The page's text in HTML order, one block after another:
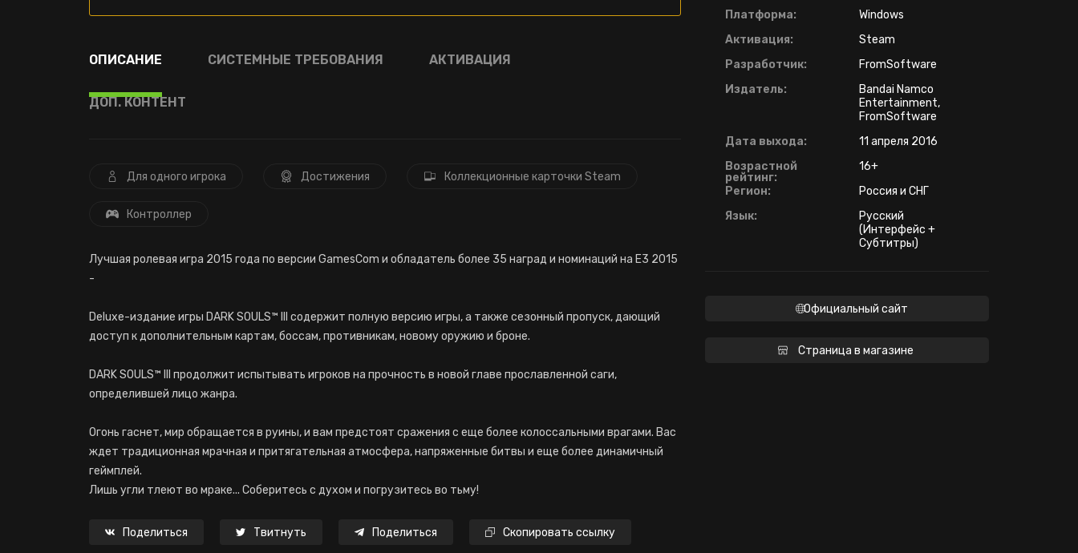
ОПИСАНИЕ СИСТЕМНЫЕ ТРЕБОВАНИЯ АКТИВАЦИЯ
ДОП. КОНТЕНТ
Для одного игрока Достижения Коллекционные карточки Steam
Контроллер
Лучшая ролевая игра 2015 года по версии GamesCom и обладатель более 35 наград и номинаций на E3 2015
-
Deluxe-издание игры DARK SOULS™ III содержит полную версию игры, а также сезонный пропуск, дающий
доступ к дополнительным картам, боссам, противникам, новому оружию и броне.
DARK SOULS™ III продолжит испытывать игроков на прочность в новой главе прославленной саги,
определившей лицо жанра.
Огонь гаснет, мир обращается в руины, и вам предстоят сражения с еще более колоссальными врагами. Вас
ждет традиционная мрачная и притягательная атмосфера, напряженные битвы и еще более динамичный
геймплей.
Лишь угли тлеют во мраке... Соберитесь с духом и погрузитесь во тьму!
Поделиться Твитнуть Поделиться Скопировать ссылку
Платформа:
Windows
Активация:
Steam
Разработчик:
FromSoftware
Издатель:
Bandai Namco
Entertainment,
FromSoftware
Дата выхода:
11 апреля 2016
Возрастной
рейтинг:
16+
Регион:
Россия и СНГ
Язык:
Русский
(Интерфейс +
Субтитры)
Официальный сайт
Страница в магазине